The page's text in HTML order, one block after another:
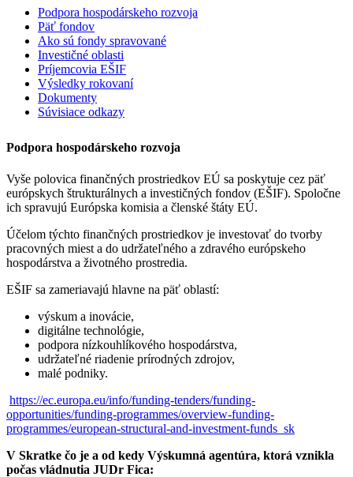
Podpora hospodárskeho rozvoja
Päť fondov
Ako sú fondy spravované
Investičné oblasti
Príjemcovia EŠIF
Výsledky rokovaní
Dokumenty
Súvisiace odkazy
Podpora hospodárskeho rozvoja
Vyše polovica finančných prostriedkov EÚ sa poskytuje cez päť
európskych štrukturálnych a investičných fondov (EŠIF). Spoločne
ich spravujú Európska komisia a členské štáty EÚ.
Účelom týchto finančných prostriedkov je investovať do tvorby
pracovných miest a do udržateľného a zdravého európskeho
hospodárstva a životného prostredia.
EŠIF sa zameriavajú hlavne na päť oblastí:
výskum a inovácie,
digitálne technológie,
podpora nízkouhlíkového hospodárstva,
udržateľné riadenie prírodných zdrojov,
malé podniky.
https://ec.europa.eu/info/funding-tenders/funding-
opportunities/funding-programmes/overview-funding-
programmes/european-structural-and-investment-funds_sk
V Skratke čo je a od kedy Výskumná agentúra, ktorá vznikla
počas vládnutia JUDr Fica: